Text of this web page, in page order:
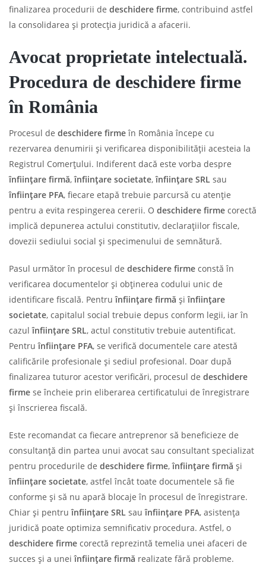
finalizarea procedurii de deschidere firme, contribuind astfel
la consolidarea și protecția juridică a afacerii.
Avocat proprietate intelectuală.
Procedura de deschidere firme
în România
Procesul de deschidere firmeîn România începe cu
rezervarea denumirii și verificarea disponibilității acesteia la
Registrul Comerțului. Indiferent dacă este vorba despre
înființare firmă,înființare societate,înființare SRL sau
înființare PFA, fiecare etapă trebuie parcursă cu atenție
pentru a evita respingerea cererii. O deschidere firme corectă
implică depunerea actului constitutiv, declarațiilor fiscale,
dovezii sediului social și specimenului de semnătură.
Pasul următor în procesul de deschidere firme constă în
verificarea documentelor și obținerea codului unic de
identificare fiscală. Pentruînființare firmă șiînființare
societate, capitalul social trebuie depus conform legii, iar în
cazulînființare SRL, actul constitutiv trebuie autentificat.
Pentruînființare PFA, se verifică documentele care atestă
calificările profesionale și sediul profesional. Doar după
finalizarea tuturor acestor verificări, procesul de deschidere
firme se încheie prin eliberarea certificatului de înregistrare
și înscrierea fiscală.
Este recomandat ca fiecare antreprenor să beneficieze de
consultanță din partea unui avocat sau consultant specializat
pentru procedurile de deschidere firme,înființare firmă și
înființare societate, astfel încât toate documentele să fie
conforme și să nu apară blocaje în procesul de înregistrare.
Chiar și pentruînființare SRL sauînființare PFA, asistența
juridică poate optimiza semnificativ procedura. Astfel, o
deschidere firme corectă reprezintă temelia unei afaceri de
succes și a uneiînființare firmă realizate fără probleme.